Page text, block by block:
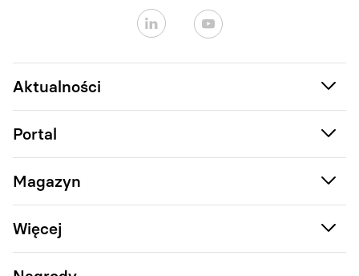
Aktualności
Portal
Magazyn
Więcej